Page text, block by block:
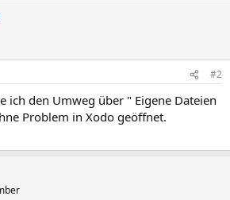
#2
ich den Umweg über " Eigene Dateien
Problem in Xodo geöffnet.